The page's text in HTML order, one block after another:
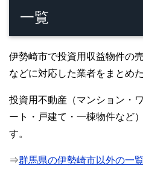
一覧
伊勢崎市で投資用収益物件の
などに対応した業者をまとめ
投資用不動産（マンション・
ート・戸建て・一棟物件など
す。
⇒群馬県の伊勢崎市以外の一